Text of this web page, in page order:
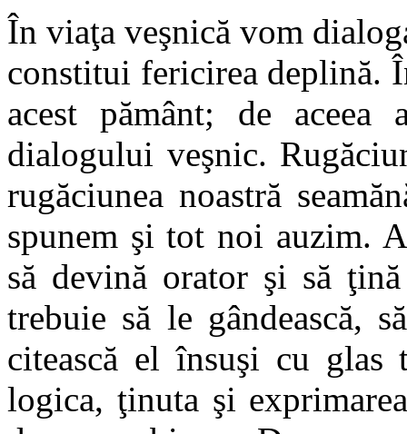
În viaţa veşnică vom
constitui fericirea deplină.
acest pământ; de
dialogului veşnic.
rugăciunea noastră
spunem şi tot noi auzim.
să devină orator şi să
trebuie să le gândească,
citească el însuşi cu
logica, ţinuta şi